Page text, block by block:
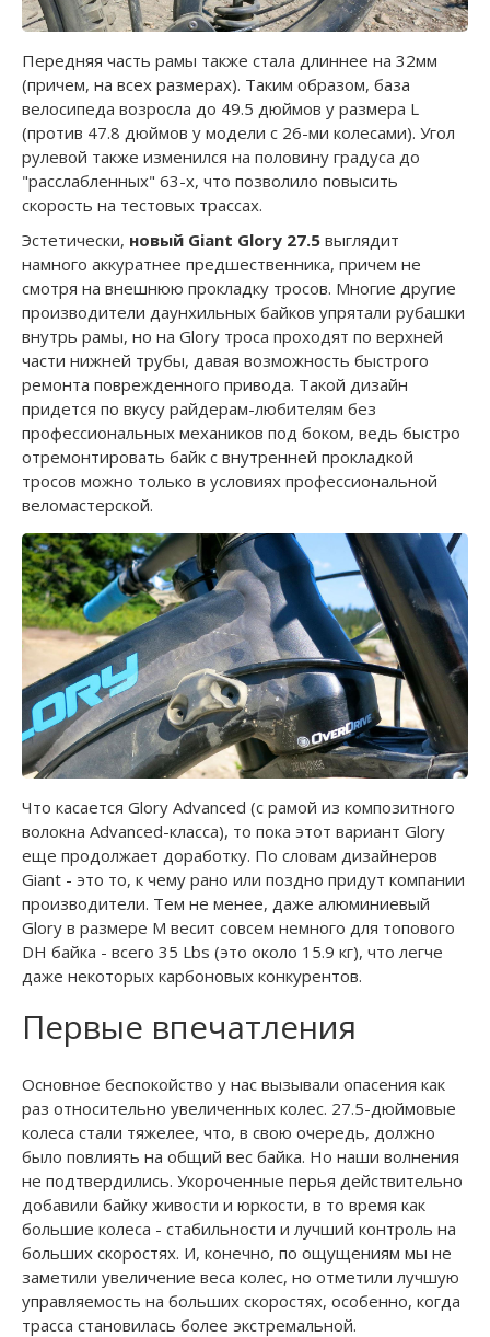
Передняя часть рамы также стала длиннее на 32мм
(причем, на всех размерах). Таким образом, база
велосипеда возросла до 49.5 дюймов у размера L
(против 47.8 дюймов у модели с 26-ми колесами). Угол
рулевой также изменился на половину градуса до
"расслабленных" 63-х, что позволило повысить
скорость на тестовых трассах.
Эстетически, новый Giant Glory 27.5 выглядит
намного аккуратнее предшественника, причем не
смотря на внешнюю прокладку тросов. Многие другие
производители даунхильных байков упрятали рубашки
внутрь рамы, но на Glory троса проходят по верхней
части нижней трубы, давая возможность быстрого
ремонта поврежденного привода. Такой дизайн
придется по вкусу райдерам-любителям без
профессиональных механиков под боком, ведь быстро
отремонтировать байк с внутренней прокладкой
тросов можно только в условиях профессиональной
веломастерской.
Что касается Glory Advanced (с рамой из композитного
волокна Advanced-класса), то пока этот вариант Glory
еще продолжает доработку. По словам дизайнеров
Giant - это то, к чему рано или поздно придут компании
производители. Тем не менее, даже алюминиевый
Glory в размере M весит совсем немного для топового
DH байка - всего 35 Lbs (это около 15.9 кг), что легче
даже некоторых карбоновых конкурентов.
Первые впечатления
Основное беспокойство у нас вызывали опасения как
раз относительно увеличенных колес. 27.5-дюймовые
колеса стали тяжелее, что, в свою очередь, должно
было повлиять на общий вес байка. Но наши волнения
не подтвердились. Укороченные перья действительно
добавили байку живости и юркости, в то время как
большие колеса - стабильности и лучший контроль на
больших скоростях. И, конечно, по ощущениям мы не
заметили увеличение веса колес, но отметили лучшую
управляемость на больших скоростях, особенно, когда
трасса становилась более экстремальной.